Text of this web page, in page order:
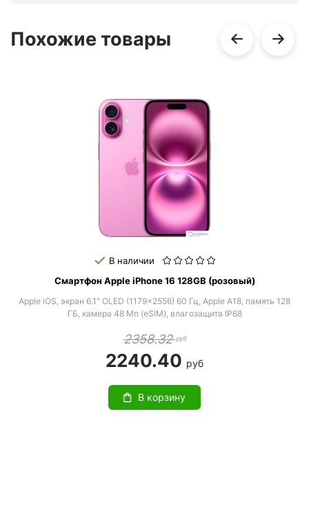
Похожие товары
В наличии
Смартфон Apple iPhone 16 128GB (розовый)
Apple iOS, экран 6.1" OLED (1179x2556) 60 Гц, Apple A18, память 128
ГБ, камера 48 Мп (eSIM), влагозащита IP68
2358.32руб
2240.40 руб
В корзину